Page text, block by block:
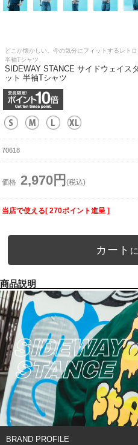
どこか懐かしい。今の気分にフィットするレト
半袖Tシャツ
SIDEWAY STANCE サイドウェイス
ット 半袖Tシャツ
70618
価格 2,970円 (税込)
当店で使える[ 270ポイント進呈 ]
カート に
商品説明
BRAND PROFILE